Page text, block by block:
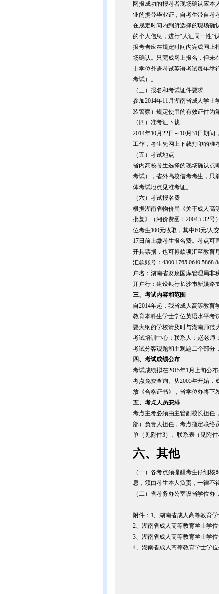
网报成功的报考者现场确认应本
业的携带毕业证，自考生带自考
在规定时间内到所选择的现场确
的个人信息，进行“人证同一性”
报考者应在规定时间内完成网上
场确认。只完成网上报名，但未
士学位外语考试英语考试每年举
考试）。
（三）报名和考试证件要求
参加2014年11月湖南省成人学
装警察）规定使用的有效证件为
（四）准考证下载
2014年10月22日～10月31日期
工作，考生凭网上下载打印的准
（五）考试地点
省内高校考生选择的现场确认点
考试），省外高校借考考生，只
体考试地点见准考证。
（六）考试报名费
根据湖南省物价局《关于成人高
批复》（湘价费函﹝2004﹞32
位考生100元收取，其中60元/人
17日前上缴考生报名费。考点可
开具票据，也可将款项汇至教育
汇款账号：4300 1765 0610 5868
户名：湖南省财政国库管理局非
开户行：建设银行长沙市新姚路
三、考试内容和范围
自2014年起，我省成人高等教
教育本科生学士学位英语水平考
要大纲的学校请及时与湖南师范
考试培训中心；联系人：赵老师
考试分客观题和主观题二个部分
四、考试成绩公布
考试成绩拟在2015年1月上旬公
考点免费查询。从2005年开始，
放《合格证书》，省学位办将下
五、考点人员安排
考点主考必须由主管副校长担任
部）负责人担任，考点指定联络
单（见附件3）、联系表（见附
六、其他
（一）各考点须提醒考生仔细
息，须由考生本人负责，一律不
（二）省考务办公室设省学位办
附件：1、湖南省成人高等教育
2、湖南省成人高等教育学士学
3、湖南省成人高等教育学士学
4、湖南省成人高等教育学士学